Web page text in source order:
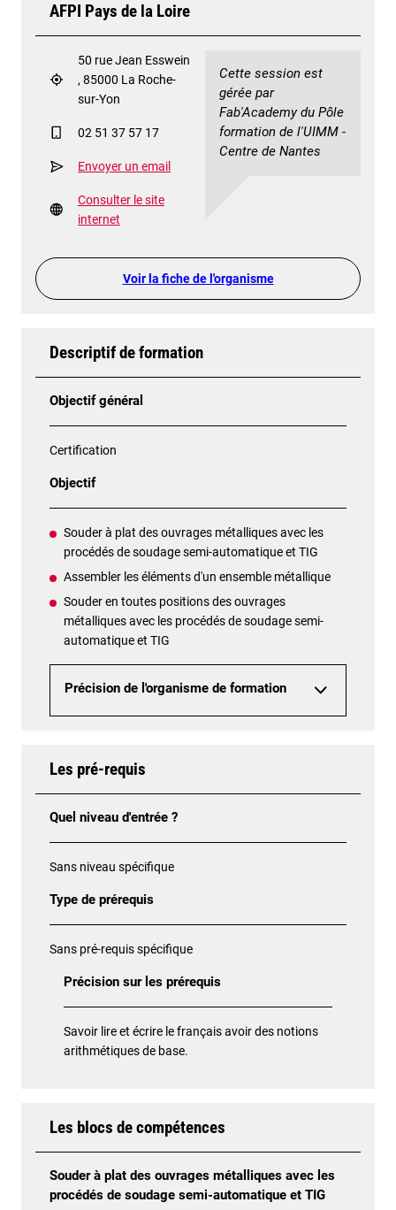
AFPI Pays de la Loire
50 rue Jean Esswein
, 85000 La Roche-
sur-Yon
02 51 37 57 17
Envoyer un email
Consulter le site
internet
Cette session est
gérée par
Fab'Academy du Pôle
formation de l'UIMM -
Centre de Nantes
Voir la fiche de l'organisme
Descriptif de formation
Objectif général
Certification
Objectif
Souder à plat des ouvrages métalliques avec les
procédés de soudage semi-automatique et TIG
Assembler les éléments d'un ensemble métallique
Souder en toutes positions des ouvrages
métalliques avec les procédés de soudage semi-
automatique et TIG
Précision de l'organisme de formation
Les pré-requis
Quel niveau d'entrée ?
Sans niveau spécifique
Type de prérequis
Sans pré-requis spécifique
Précision sur les prérequis
Savoir lire et écrire le français avoir des notions
arithmétiques de base.
Les blocs de compétences
Souder à plat des ouvrages métalliques avec les
procédés de soudage semi-automatique et TIG